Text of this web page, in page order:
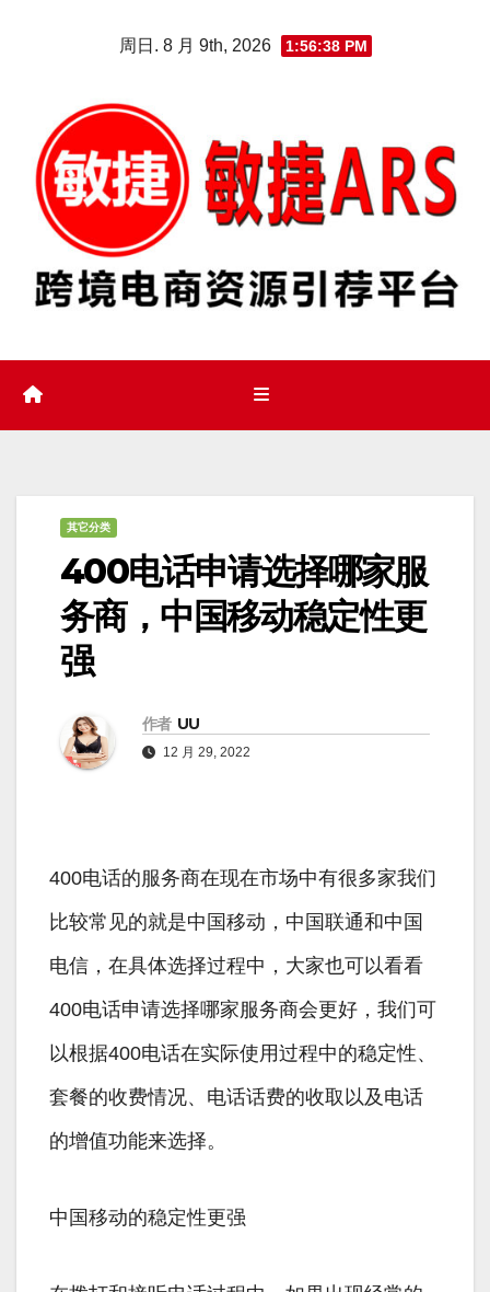
周日. 8 月 9th, 2026 1:56:39 PM
其它分类
400电话申请选择哪家服
务商，中国移动稳定性更
强
作者 UU
12 月 29, 2022
400电话的服务商在现在市场中有很多家我们
比较常见的就是中国移动，中国联通和中国
电信，在具体选择过程中，大家也可以看看
400电话申请选择哪家服务商会更好，我们可
以根据400电话在实际使用过程中的稳定性、
套餐的收费情况、电话话费的收取以及电话
的增值功能来选择。
中国移动的稳定性更强